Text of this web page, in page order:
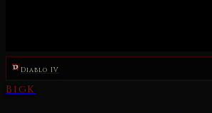
Diablo IV
BigK